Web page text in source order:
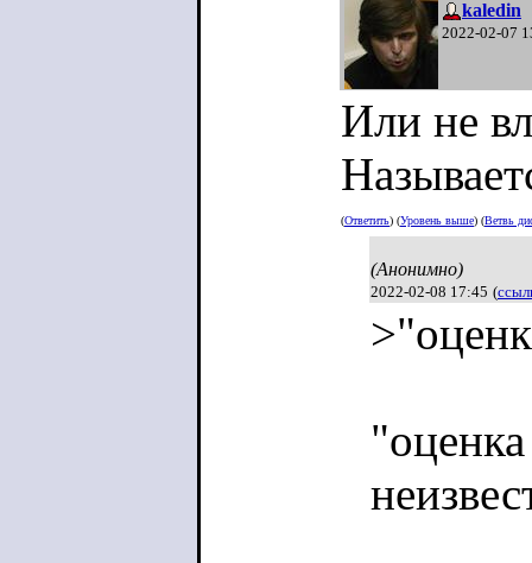
kaledin
2022-02-07
Или не
(Ответить) (Уровень выше) (Ветвь
(Анонимно)
2022-02-08 17:45 (